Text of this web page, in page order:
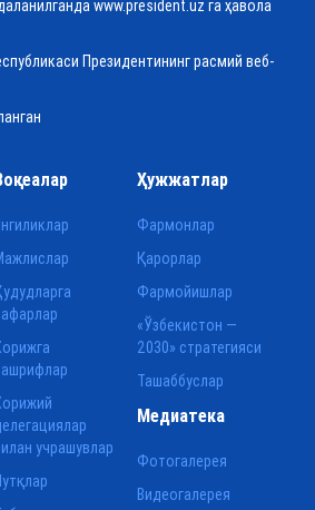
www.president.uz га ҳавола
Президентининг расмий веб-
учрашувлар
Ҳужжатлар
Фармонлар
Қарорлар
Фармойишлар
«Ўзбекистон —
2030» стратегияси
Ташаббуслар
Медиатека
Фотогалерея
Видеогалерея